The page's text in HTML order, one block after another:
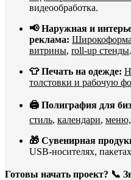
видеообработка.
📢 Наружная и
реклама:
витрины, roll-up стенды.
👕 Печать на одежде:
толстовки и рабочую
🖨️ Полиграфия для
стиль, календари,
🎁 Сувенирная
USB-носителях,
Готовы начать проект? 📞